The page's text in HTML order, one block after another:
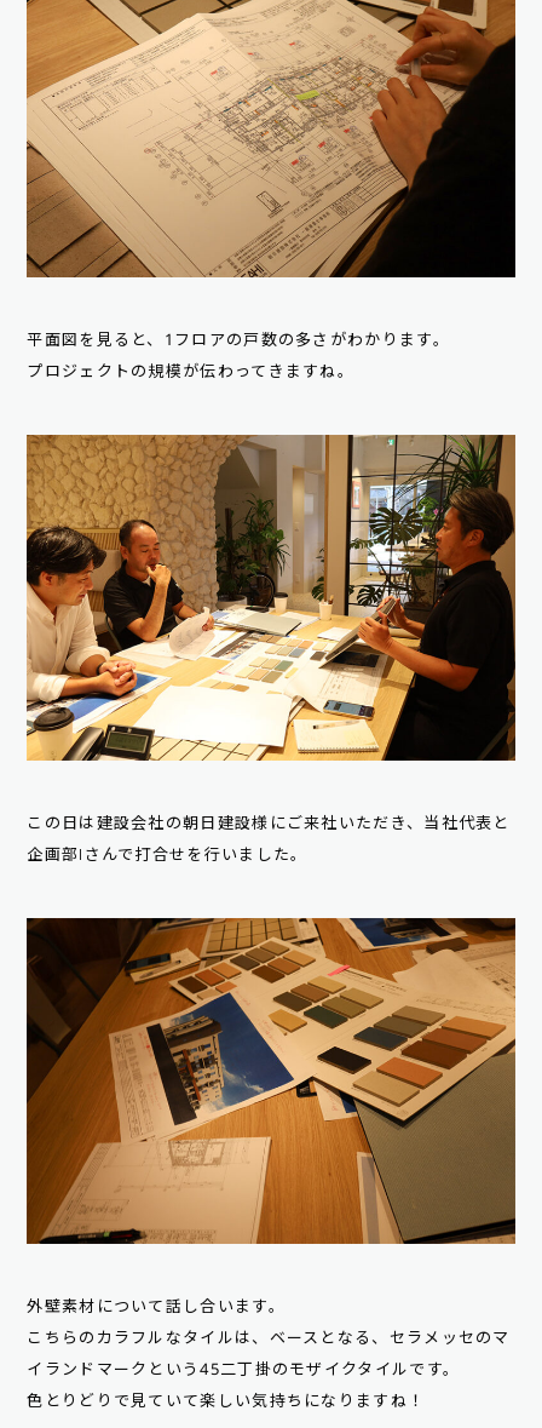
平面図を見ると、1フロアの戸数の多さがわかります。
プロジェクトの規模が伝わってきますね。
この日は建設会社の朝日建設様にご来社いただき、当社代表と
企画部Iさんで打合せを行いました。
外壁素材について話し合います。
こちらのカラフルなタイルは、ベースとなる、セラメッセのマ
イランドマークという45二丁掛のモザイクタイルです。
色とりどりで見ていて楽しい気持ちになりますね！